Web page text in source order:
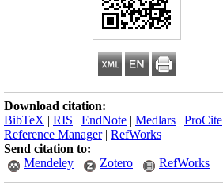
Download citation:
BibTeX | RIS | EndNote | Medlars | ProCite
Reference Manager| RefWorks
Send citation to:
Mendeley
Zotero RefWorks